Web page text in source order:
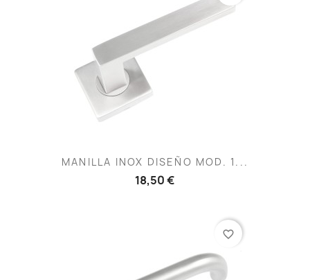
MANILLA INOX DISEÑO MOD. 1...
18,50 €
favorite_border